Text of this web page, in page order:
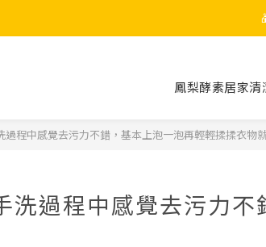
鳳梨酵素居家清
過程中感覺去污力不錯，基本上泡一泡再輕輕揉揉衣物
洗過程中感覺去污力